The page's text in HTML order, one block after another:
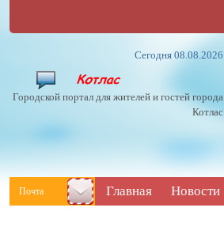
Сегодня 08.08.2026
Городской портал для жителей и гостей города
Котлас
Почта Главная Новости